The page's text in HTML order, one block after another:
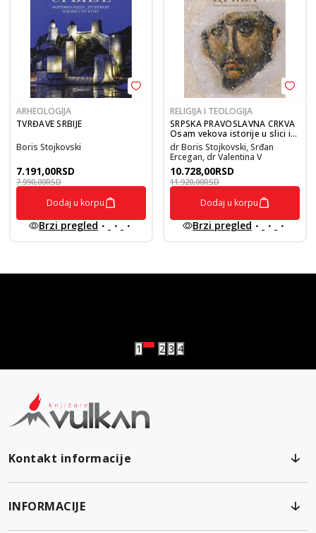
ARHEOLOGIJA
TVRĐAVE SRBIJE
Boris Stojkovski
7.191,00RSD
7.990,00RSD
Dodaj u korpu
Brzi pregled
RELIGIJA I TEOLOGIJA
SRPSKA PRAVOSLAVNA CRKVA
Osam vekova istorije u slici i
reči
dr Boris Stojkovski, Srđan
Ercegan, dr Valentina V
10.728,00RSD
11.920,00RSD
Dodaj u korpu
Brzi pregled
1 2 3 4
Kontakt informacije
INFORMACIJE